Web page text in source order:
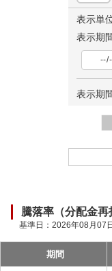
表示単
表示期
表示期
騰落率（分配金再
基準日： 2026年08月07日
期間